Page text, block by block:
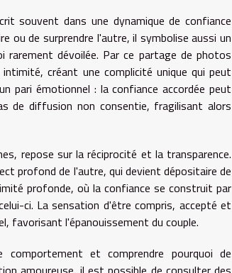
souvent dans une dynamique de confiance
ou de surprendre l'autre, il symbolise aussi un
dévoilée. Par ce partage de photos
créant une complicité unique qui peut
pari émotionnel : la confiance accordée peut
de diffusion non consentie, fragilisant alors
repose sur la réciprocité et la transparence.
profond de l'autre, qui devient dépositaire de
profonde, où la confiance se construit par
ci. La sensation d'être compris, accepté et
favorisant l'épanouissement du couple.
et comprendre pourquoi de